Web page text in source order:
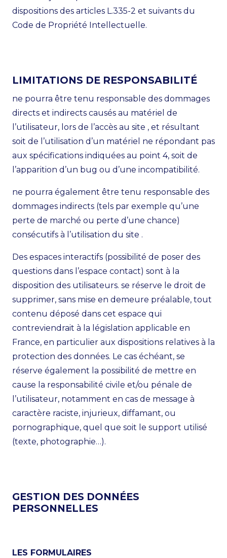
dispositions des articles L.335-2 et suivants du
Code de Propriété Intellectuelle.
LIMITATIONS DE RESPONSABILITÉ
ne pourra être tenu responsable des dommages
directs et indirects causés au matériel de
l’utilisateur, lors de l’accès au site , et résultant
soit de l’utilisation d’un matériel ne répondant pas
aux spécifications indiquées au point 4, soit de
l’apparition d’un bug ou d’une incompatibilité.
ne pourra également être tenu responsable des
dommages indirects (tels par exemple qu’une
perte de marché ou perte d’une chance)
consécutifs à l’utilisation du site .
Des espaces interactifs (possibilité de poser des
questions dans l’espace contact) sont à la
disposition des utilisateurs. se réserve le droit de
supprimer, sans mise en demeure préalable, tout
contenu déposé dans cet espace qui
contreviendrait à la législation applicable en
France, en particulier aux dispositions relatives à la
protection des données. Le cas échéant, se
réserve également la possibilité de mettre en
cause la responsabilité civile et/ou pénale de
l’utilisateur, notamment en cas de message à
caractère raciste, injurieux, diffamant, ou
pornographique, quel que soit le support utilisé
(texte, photographie…).
GESTION DES DONNÉES
PERSONNELLES
LES FORMULAIRES